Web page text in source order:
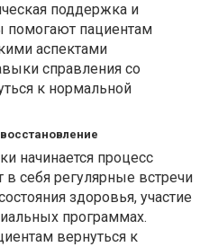
поддержка и
помогают пациентам
аспектами
справления со
к нормальной
начинается процесс
себя регулярные встречи
здоровья, участие
программах.
вернуться к